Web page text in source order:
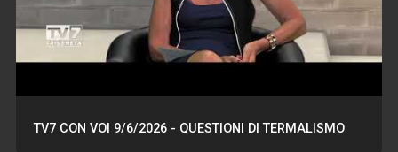
TV7 CON VOI 9/6/2026 - QUESTIONI DI TERMALISMO